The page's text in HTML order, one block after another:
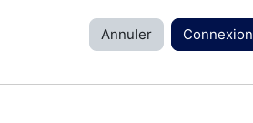
Annuler Connexion